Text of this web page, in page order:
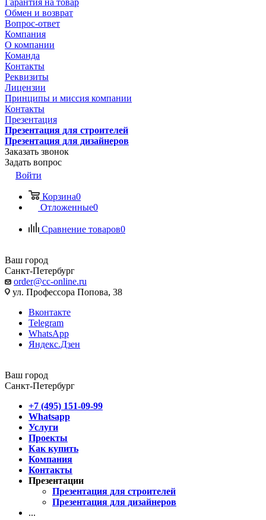
Гарантия на товар
Обмен и возврат
Вопрос-ответ
Компания
О компании
Команда
Контакты
Реквизиты
Лицензии
Принципы и миссия компании
Контакты
Презентация
Презентация для строителей
Презентация для дизайнеров
Заказать звонок
Задать вопрос
Войти
Корзина0
Отложенные0
Сравнение товаров0
Ваш город
Санкт-Петербург
order@cc-online.ru
ул. Профессора Попова, 38
Вконтакте
Telegram
WhatsApp
Яндекс.Дзен
Ваш город
Санкт-Петербург
+7 (495) 151-09-99
Whatsapp
Услуги
Проекты
Как купить
Компания
Контакты
Презентации
Презентация для строителей
Презентация для дизайнеров
...